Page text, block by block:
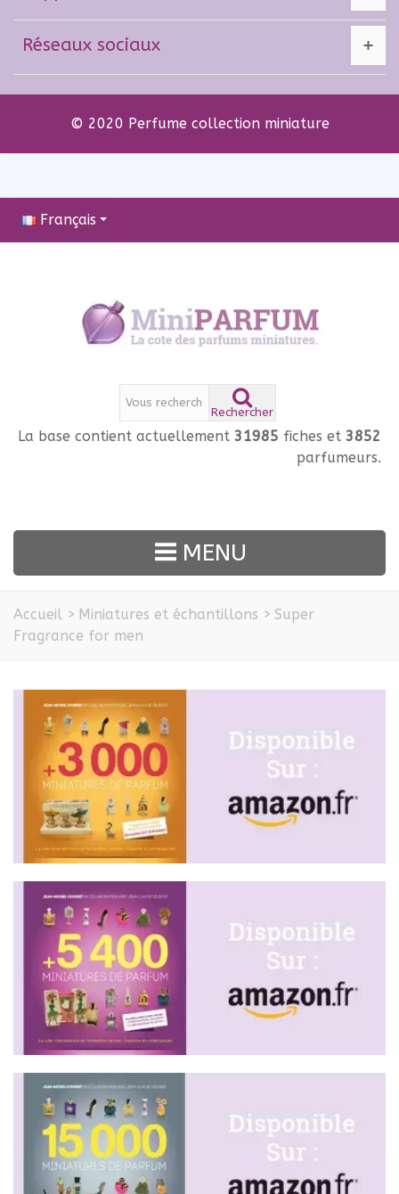
Réseaux sociaux
© 2020 Perfume collection miniature
Français
Rechercher
La base contient actuellement 31985 fiches et 3852
parfumeurs.
MENU
Accueil > Miniatures et échantillons > Super
Fragrance for men